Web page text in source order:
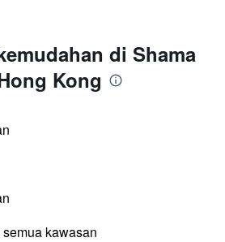
di Shama
Kong
kawasan